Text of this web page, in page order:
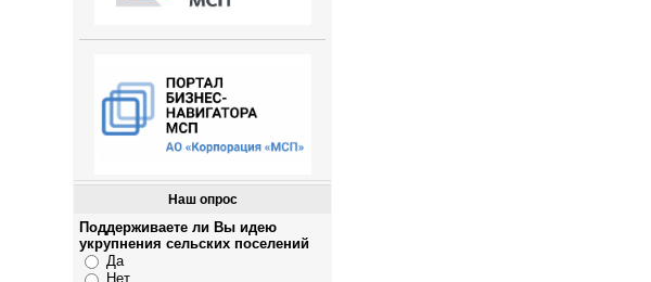
Наш опрос
Поддерживаете ли Вы идею
укрупнения сельских поселений
Да
Нет